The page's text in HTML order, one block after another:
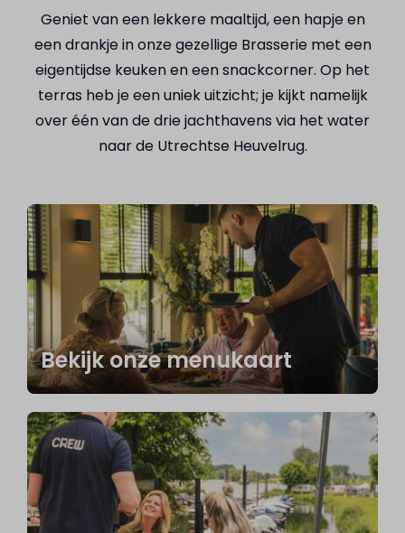
Geniet van een lekkere maaltijd, een hapje en
een drankje in onze gezellige Brasserie met een
eigentijdse keuken en een snackcorner. Op het
terras heb je een uniek uitzicht; je kijkt namelijk
over één van de drie jachthavens via het water
naar de Utrechtse Heuvelrug.
Bekijk onze menukaart